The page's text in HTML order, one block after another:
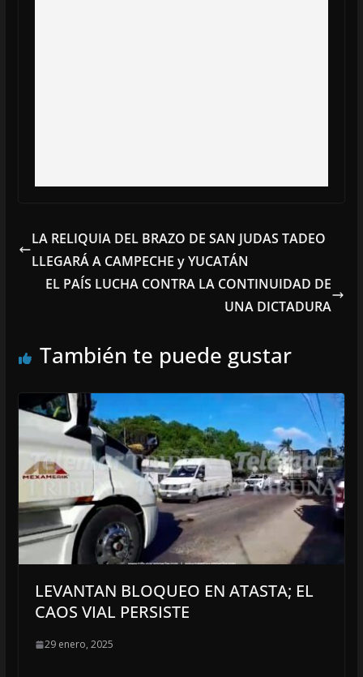
LA RELIQUIA DEL BRAZO DE SAN JUDAS TADEO
LLEGARÁ A CAMPECHE y YUCATÁN
EL PAÍS LUCHA CONTRA LA CONTINUIDAD DE
UNA DICTADURA
También te puede gustar
LEVANTAN BLOQUEO EN ATASTA; EL
CAOS VIAL PERSISTE
29 enero, 2025